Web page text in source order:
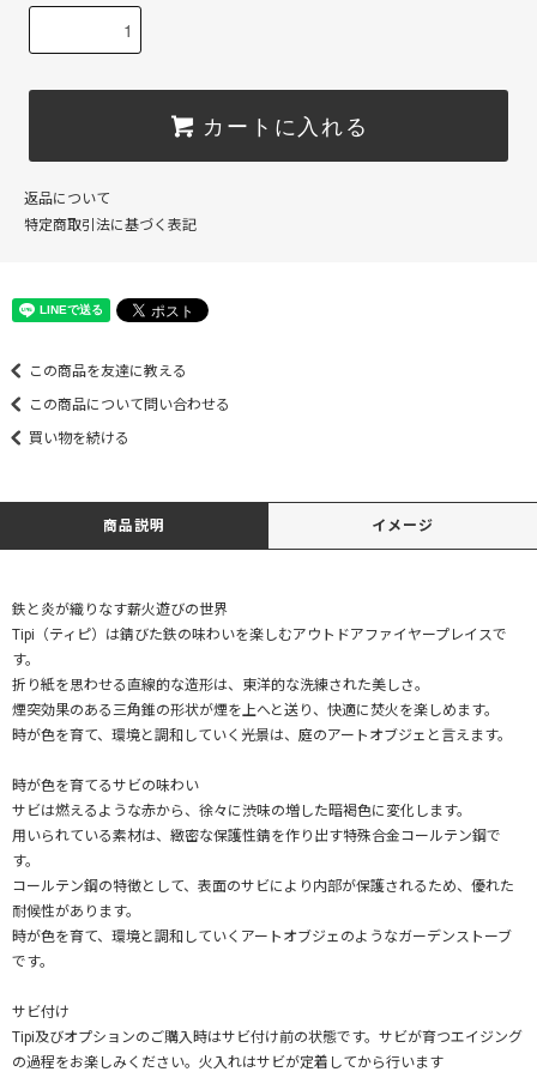
カートに入れる
返品について
特定商取引法に基づく表記
この商品を友達に教える
この商品について問い合わせる
買い物を続ける
商品説明 イメージ
鉄と炎が織りなす薪火遊びの世界
Tipi（ティピ）は錆びた鉄の味わいを楽しむアウトドアファイヤープレイスで
す。
折り紙を思わせる直線的な造形は、東洋的な洗練された美しさ。
煙突効果のある三角錐の形状が煙を上へと送り、快適に焚火を楽しめます。
時が色を育て、環境と調和していく光景は、庭のアートオブジェと言えます。
時が色を育てるサビの味わい
サビは燃えるような赤から、徐々に渋味の増した暗褐色に変化します。
用いられている素材は、緻密な保護性錆を作り出す特殊合金コールテン鋼で
す。
コールテン鋼の特徴として、表面のサビにより内部が保護されるため、優れた
耐候性があります。
時が色を育て、環境と調和していくアートオブジェのようなガーデンストーブ
です。
サビ付け
Tipi及びオプションのご購入時はサビ付け前の状態です。サビが育つエイジング
の過程をお楽しみください。火入れはサビが定着してから行います